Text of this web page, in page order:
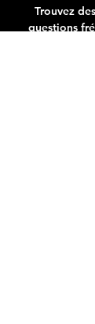
Trouvez
questions